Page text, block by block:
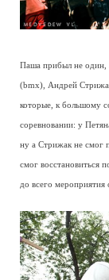
Паша прибыл не один,
(bmx), Андрей
которые, к большому
соревновании: у
ну а Стрижак не смог
смог восстановиться
до всего мероприятия